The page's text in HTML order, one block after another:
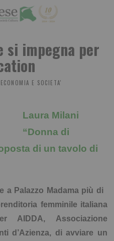
si impegna per
ECONOMIA E SOCIETA'
Laura Milani
“Donna di
di un tavolo di
a Palazzo Madama più di
femminile italiana
AIDDA, Associazione
d’Azienza, di avviare un